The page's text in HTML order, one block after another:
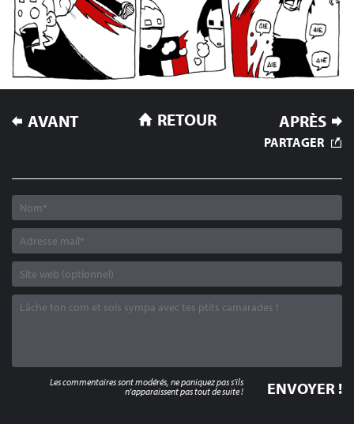
NAVIGATION
DE
AVANT APRÈS
RETOUR
PARTAGER
Les commentaires sont modérés, ne paniquez pas s'ils
n'apparaissent pas tout de suite !